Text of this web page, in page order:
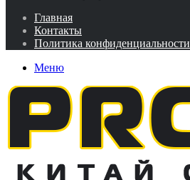
Главная
Контакты
Политика конфиденциальности
Меню